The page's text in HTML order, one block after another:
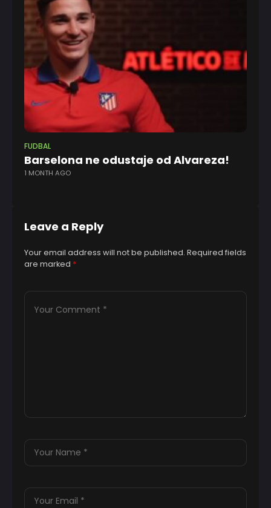
FUDBAL
Barselona ne odustaje od Alvareza!
1 MONTH AGO
Leave a Reply
Your email address will not be published. Required fields
are marked *